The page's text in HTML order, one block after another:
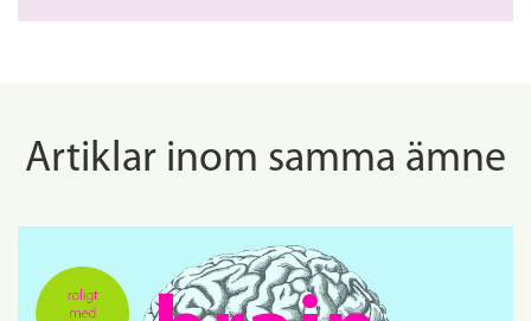
Artiklar inom samma ämne